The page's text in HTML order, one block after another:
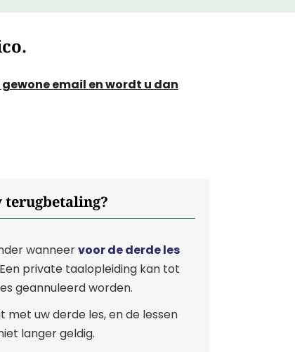
email en wordt u dan
terugbetaling?
wanneervoor de derde les
private taalopleiding kan tot
geannuleerd worden.
met uw derde les, en de lessen
langer geldig.